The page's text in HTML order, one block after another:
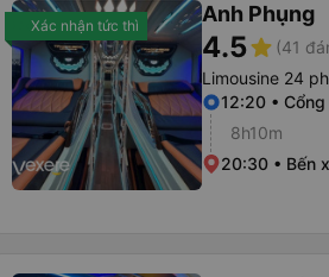
Xác nhận tức thì Anh Phụng
4.5star (41
Limousine 24
12:20 •
8h10m
20:30 • Bến